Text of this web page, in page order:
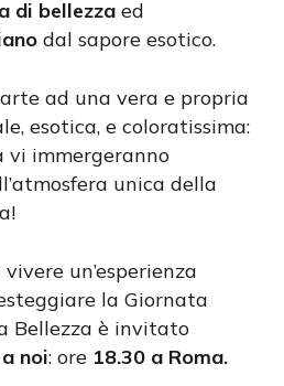
di bellezzaed
dal sapore esotico.
ad una vera e propria
esotica, e coloratissima:
vi immergeranno
unica della
un’esperienza
la Giornata
Bellezza è invitato
noi: ore 18.30 a Roma.